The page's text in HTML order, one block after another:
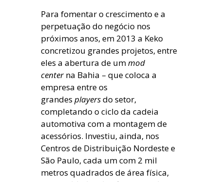
Para fomentar o crescimento e a
perpetuação do negócio nos
próximos anos, em 2013 a Keko
concretizou grandes projetos, entre
eles a abertura de ummod
centerna Bahia – que coloca a
empresa entre os
grandes playersdo setor,
completando o ciclo da cadeia
automotiva com a montagem de
acessórios. Investiu, ainda, nos
Centros de Distribuição Nordeste e
São Paulo, cada um com 2 mil
metros quadrados de área física,